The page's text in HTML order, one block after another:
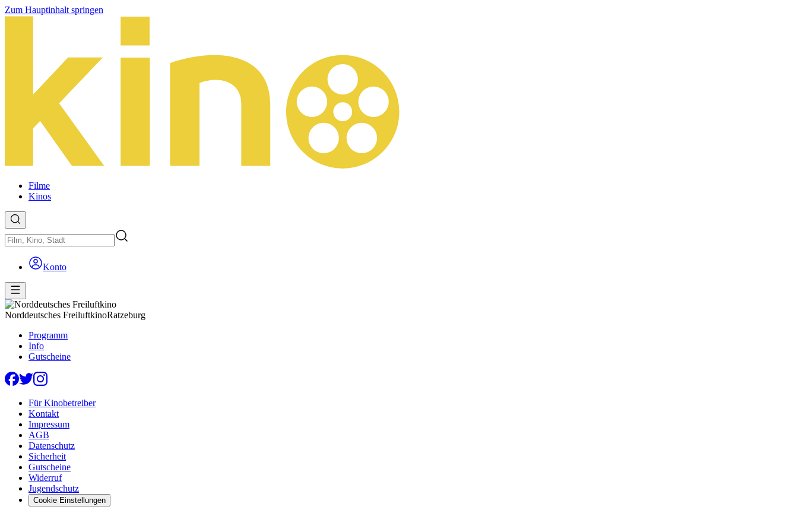
Zum Hauptinhalt springen
Filme
Kinos
Konto
Norddeutsches FreiluftkinoRatzeburg
Programm
Info
Gutscheine
Für Kinobetreiber
Kontakt
Impressum
AGB
Datenschutz
Sicherheit
Gutscheine
Widerruf
Jugendschutz
Cookie Einstellungen